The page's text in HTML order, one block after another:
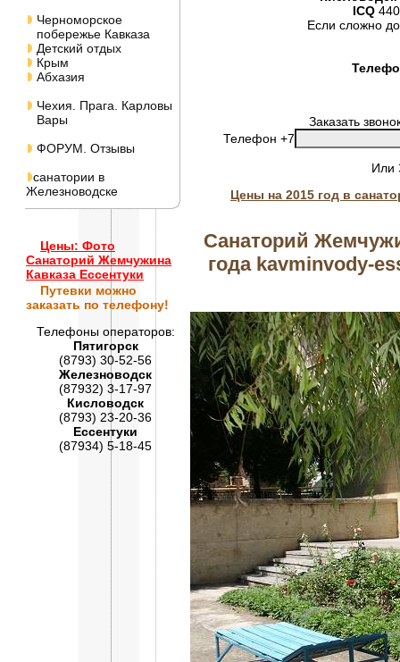
Черноморское
побережье Кавказа
Детский отдых
Крым
Абхазия
Чехия. Прага. Карловы
Вары
ФОРУМ. Отзывы
санатории в
Железноводске
Цены: Фото
Санаторий Жемчужина
Кавказа Ессентуки
Путевки можно
заказать по телефону!
Телефоны операторов:
Пятигорск
(8793) 30-52-56
Железноводск
(87932) 3-17-97
Кисловодск
(8793) 23-20-36
Ессентуки
(87934) 5-18-45
ICQ
Если сложно
Заказать
Телефон +7
Цены на 2015 год в
Санаторий
года kavminvody-